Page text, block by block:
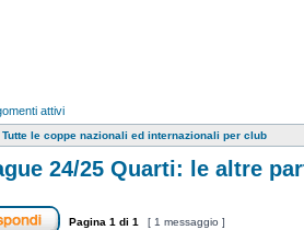
attivi
Tutte le coppe nazionali ed internazionali per club
24/25 Quarti: le altre
Pagina 1 di 1 [ 1 messaggio ]